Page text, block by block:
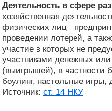
Деятельность в сфере
хозяйственная
физических лиц -
проведении лотерей, а
участие в которых не
участниками денежных
(выигрышей), в частности
боулинг, настольные игры,
Источник: ст. 14 НКУ